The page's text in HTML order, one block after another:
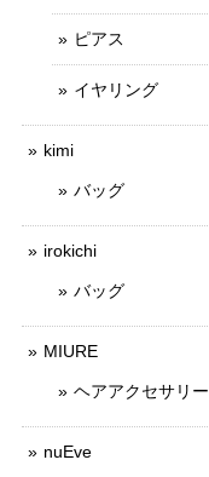
ピアス
イヤリング
kimi
バッグ
irokichi
バッグ
MIURE
ヘアアクセサリー
nuEve